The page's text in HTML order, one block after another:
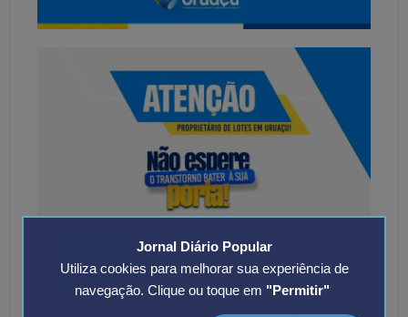
Jornal Diário Popular
Utiliza cookies para melhorar sua experiência de
navegação. Clique ou toque em "Permitir"